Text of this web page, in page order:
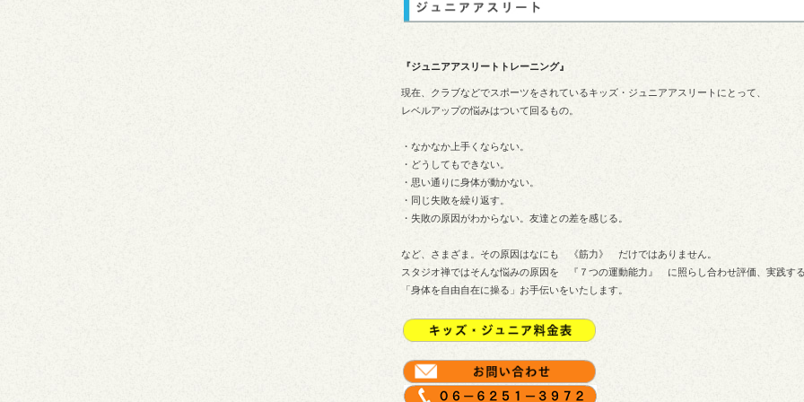
『ジュニアアスリートトレーニング』
現在、クラブなどでスポーツをされているキッズ・ジュニアアスリートにとって、
レベルアップの悩みはついて回るもの。
・なかなか上手くならない。
・どうしてもできない。
・思い通りに身体が動かない。
・同じ失敗を繰り返す。
・失敗の原因がわからない。友達との差を感じる。
など、さまざま。その原因はなにも 《筋力》 だけではありません。
スタジオ禅ではそんな悩みの原因を 『７つの運動能力』 に照らし合わせ評価、実践す
「身体を自由自在に操る」お手伝いをいたします。